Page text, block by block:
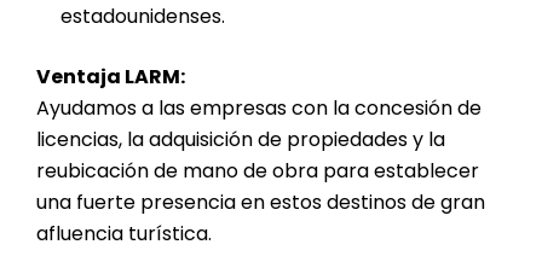
estadounidenses.
Ventaja LARM:
Ayudamos a las empresas con la concesión de
licencias, la adquisición de propiedades y la
reubicación de mano de obra para establecer
una fuerte presencia en estos destinos de gran
afluencia turística.